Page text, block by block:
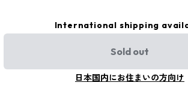
International shipping
Sold out
日本国内にお住まいの方向け